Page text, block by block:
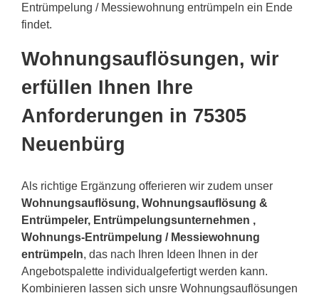
Entrümpelung / Messiewohnung entrümpeln ein Ende
findet.
Wohnungsauflösungen, wir
erfüllen Ihnen Ihre
Anforderungen in 75305
Neuenbürg
Als richtige Ergänzung offerieren wir zudem unser
Wohnungsauflösung, Wohnungsauflösung &
Entrümpeler, Entrümpelungsunternehmen ,
Wohnungs-Entrümpelung / Messiewohnung
entrümpeln, das nach Ihren Ideen Ihnen in der
Angebotspalette individualgefertigt werden kann.
Kombinieren lassen sich unsre Wohnungsauflösungen